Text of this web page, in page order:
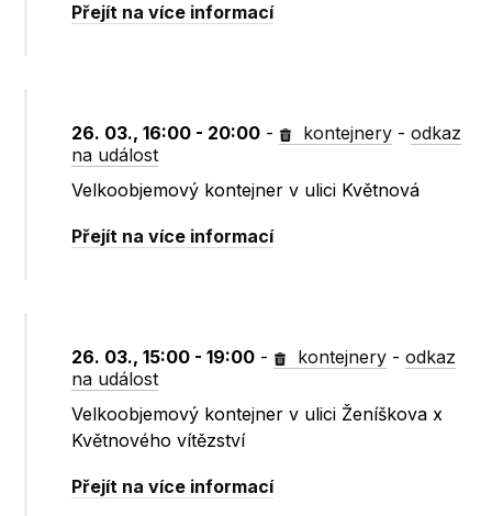
Přejít na více informací
26. 03., 16:00 - 20:00 - kontejnery -odkaz
na událost
Velkoobjemový kontejner v ulici Květnová
Přejít na více informací
26. 03., 15:00 - 19:00 - kontejnery -odkaz
na událost
Velkoobjemový kontejner v ulici Ženíškova x
Květnového vítězství
Přejít na více informací